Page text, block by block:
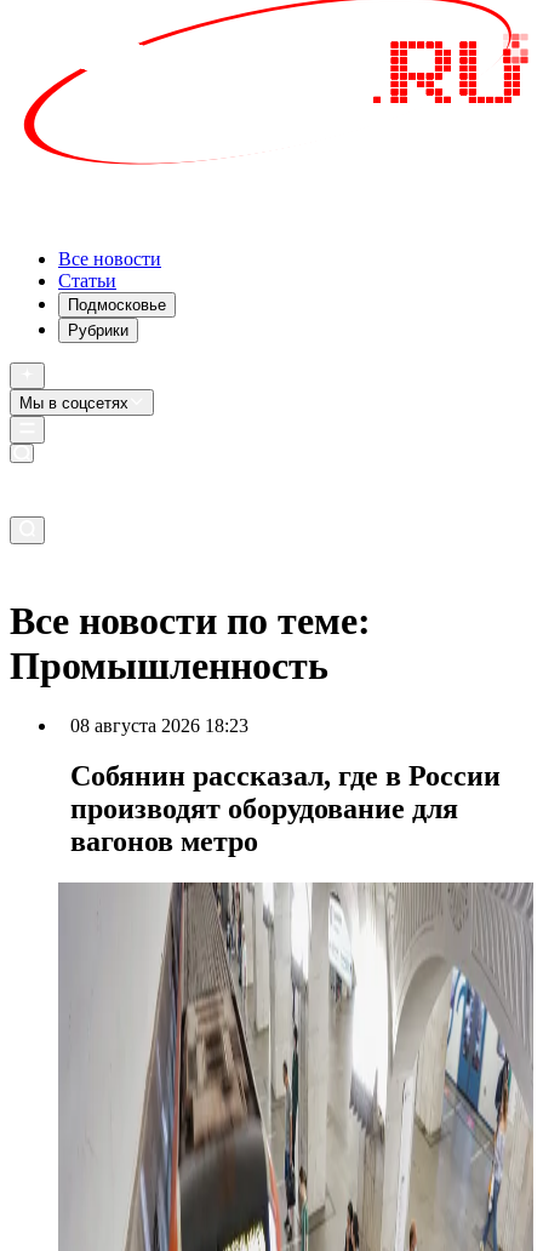
Все новости
Статьи
Подмосковье
Рубрики
Мы в соцсетях
Все новости по теме:
Промышленность
08 августа 2026 18:23
Собянин рассказал, где в России
производят оборудование для
вагонов метро